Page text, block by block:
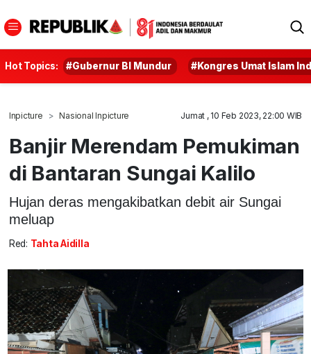
Hot Topics: #Gubernur BI Mundur #Kongres Umat Islam
Inpicture Nasional Inpicture Jumat , 10 Feb 2023, 22:00 WIB
Banjir Merendam Pemukiman
di Bantaran Sungai Kalilo
Hujan deras mengakibatkan debit air Sungai
meluap
Red: Tahta Aidilla